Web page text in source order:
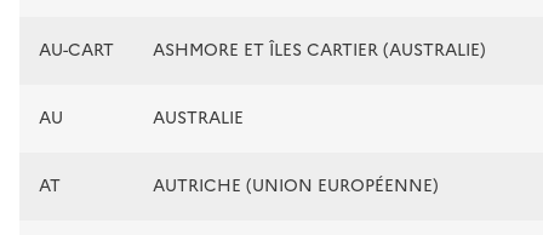
AU-CART ASHMORE ET ÎLES CARTIER (AUSTRALIE)
AU AUSTRALIE
AT AUTRICHE (UNION EUROPÉENNE)